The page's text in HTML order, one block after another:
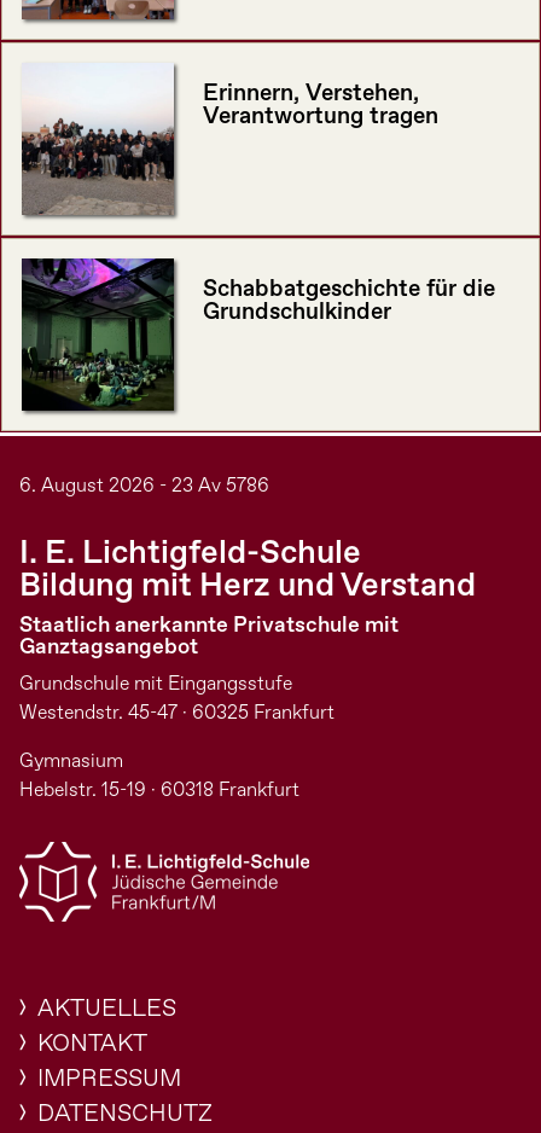
Erinnern, Verstehen,
Verantwortung tragen
Schabbatgeschichte für die
Grundschulkinder
6. August 2026 - 23 Av 5786
I. E. Lichtigfeld-Schule
Bildung mit Herz und Verstand
Staatlich anerkannte Privatschule mit
Ganztagsangebot
Grundschule mit Eingangsstufe
Westendstr. 45-47 · 60325 Frankfurt
Gymnasium
Hebelstr. 15-19 · 60318 Frankfurt
AKTUELLES
KONTAKT
IMPRESSUM
DATENSCHUTZ